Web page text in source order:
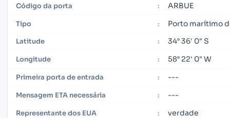
Código da porta : ARBUE
Tipo : Porto marítimo
Latitude : 34° 36' 0" S
Longitude : 58° 22' 0" W
Primeira porta de entrada : ---
Mensagem ETA necessária : ---
Representante dos EUA : verdade